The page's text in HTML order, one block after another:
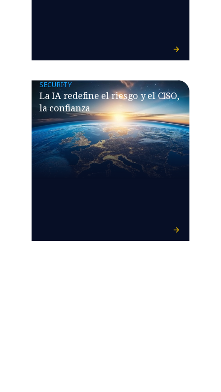
SECURITY
La IA redefine el riesgo y el CISO,
la confianza